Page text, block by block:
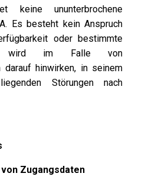
keine ununterbrochene
Es besteht kein Anspruch
oder bestimmte
wird im Falle von
darauf hinwirken, in seinem
Störungen nach
Zugangsdaten